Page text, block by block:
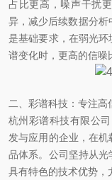
占比更高，噪声干扰
异，减少后续数据分析
是基础要求，在弱光
谱变化时，更高的信噪
二、彩谱科技：专注
杭州彩谱科技有限公司
发与应用的企业，在
品体系。公司坚持从
具有特色的技术优势，